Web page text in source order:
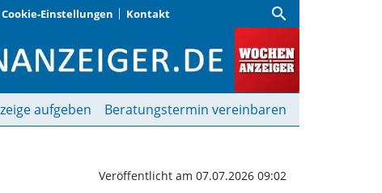
Cookie-Einstellungen Kontakt search
voller Herz,
aufgeben Beratungstermin vereinbaren
Veröffentlicht am 07.07.2026 09:02